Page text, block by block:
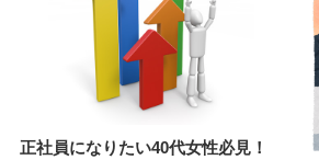
正社員になりたい40代女性必見！